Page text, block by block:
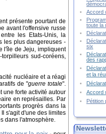
présente pourtant de
avant l'offensive russe
les Etats-Unis, la
les plus dangereuses -
l'île de Jeju, impliquent
sud-coréens,
nucléaire et a réagi
de "guerre totale".
une forte activité autour
en représailles. Par
progrès dans la
s'agit d'une des limites
dans l'atmosphère.
Accord
toute la
six
des
et la
Accord
Pétition